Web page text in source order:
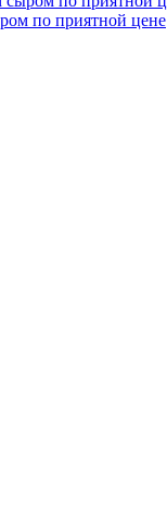
по приятной цене